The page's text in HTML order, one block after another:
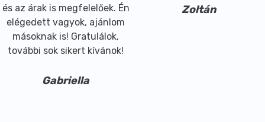
és az árak is megfelelőek. Én
elégedett vagyok, ajánlom
másoknak is! Gratulálok,
további sok sikert kívánok!
Gabriella
Zoltán